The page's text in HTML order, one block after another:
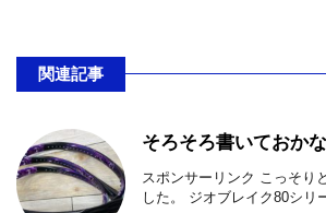
関連記事
そろそろ書いておかな
スポンサーリンク こっそり
した。 ジオブレイク80シリ